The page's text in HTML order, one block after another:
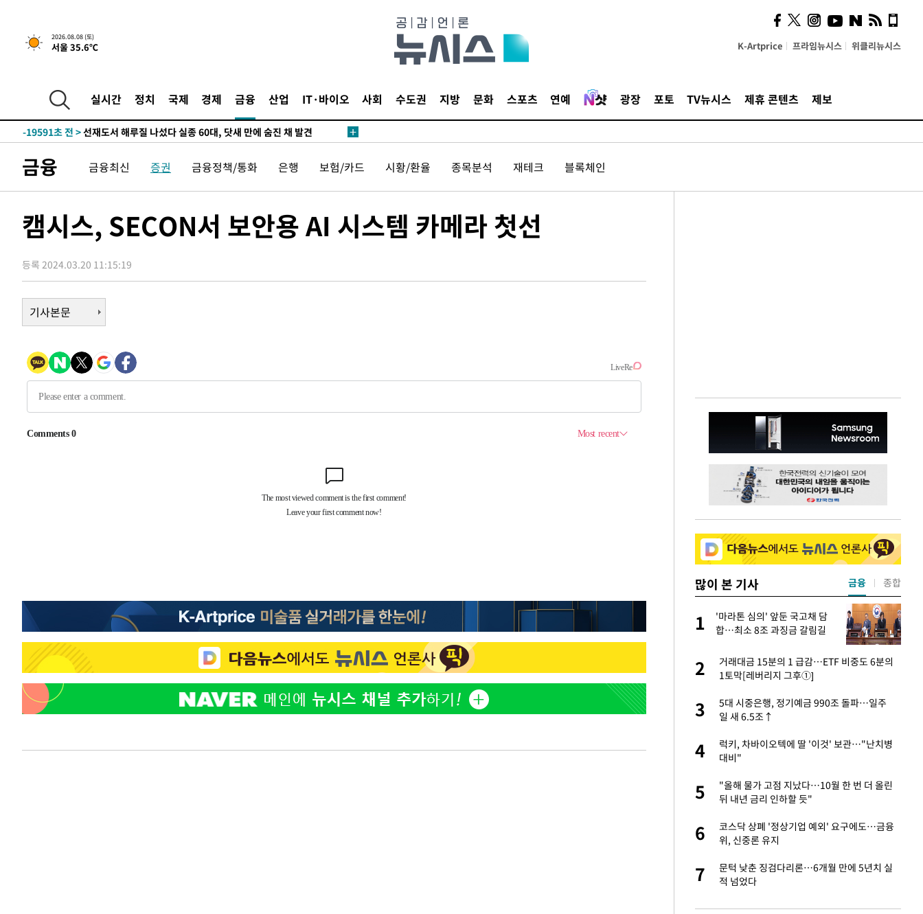
2026.08.08 (토)
서울 35.6℃ K-Artprice 프라임뉴시스 위클리뉴시스
실시간 정치 국제 경제 금융 산업 IT·바이오 사회 수도권 지방 문화 스포츠 연예 광장 포토 TV뉴시스 제휴 콘텐츠 제보
2시간 전 >[속보]뉴욕증시 상승 마감…S&P 0.6% 나스닥 1.3%↑
-31829초 전 >온열질환 사망자 3명 늘어…누적 환자 3000명 돌파
-21881초 전 >
백운산서 80년근 천종산삼 9뿌리 발견…감정가 1.3억원
-19591초 전 >
-17125초 전 >남자 농구, 나고야 아시안게임서 '홈팀' 일본과 한일전
-12728초 전 > 극한폭염 한풀 꺾이지만…'낮 최고 35도' 무더위, 열대야 계속[다음
-9746초 전 >축구협회 "압수수색·성접대 논란 사과…쇄신의 기회로 삼겠다"
송"
51분 전 >'최고 37도' 폭염 지속…강원동해안 최대 150㎜ 비
-31829초 전 >온열질환 사망자 3명 늘어…누적 환자 3000명 돌파
-25774초 전 >강릉에 시간당 81.4㎜ 물폭탄…도로 잠기고 담벼락 붕괴
-21881초 전 >
-19591초 전 >선재도서 해루질 나섰다 실종 60대, 닷새 만에 숨진 채 발견
-16501초 전 >여수 오동도 해상서 모터보트 전복…1명 사망·1명 실종
-12728초 전 >극한폭염 한풀 꺾이지만…'낮 최고 35도' 무더위, 열대야 계속[다음
주 날씨]
-9746초 전 >축구협회 "압수수색·성접대 논란 사과…쇄신의 기회로 삼겠다"
송"
51분 전 >'최고 37도' 폭염 지속…강원동해안 최대 150㎜ 비
금융 금융최신 증권 금융정책/통화 은행 보험/카드 시황/환율 종목분석 재테크 블록체인
캠시스, SECON서 보안용 AI 시스템 카메라 첫선
등록 2024.03.20 11:15:19
기사본문
많이 본 기사
표창원, 남규리에 15년 만에
사과…"제가 틀렸습니다"
2
라', 일주일 써보니
3
오세훈 "용산공원 아파트, 노무현·문재인 철
학 뒤집는 것"
4
1
'마라톤 심의' 앞둔 국고채 담
합…최소 8조 과징금 갈림길
2
거래대금 15분의 1 급감…ETF 비중도 6분의
1토막[레버리지 그후①]
3
5대 시중은행, 정기예금 990조 돌파…일주
일 새 6.5조↑
4
럭키, 차바이오텍에 딸 '이것' 보관…"난치병
대비"
5
"올해 물가 고점 지났다…10월 한 번 더 올린
뒤 내년 금리 인하할 듯"
6
코스닥 상폐 '정상기업 예외' 요구에도…금융
위, 신중론 유지
7
문턱 낮춘 징검다리론…6개월 만에 5년치 실
적 넘었다
금융 종합